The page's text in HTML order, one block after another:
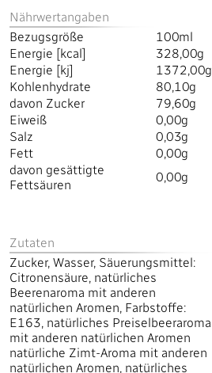
Nährwertangaben
Bezugsgröße
100ml
Energie [kcal]
328,00g
Energie [kj]
1372,00g
Kohlenhydrate
80,10g
davon Zucker
79,60g
Eiweiß
0,00g
Salz
0,03g
Fett
0,00g
davon gesättigte
Fettsäuren
0,00g
Zutaten
Zucker, Wasser, Säuerungsmittel:
Citronensäure, natürliches
Beerenaroma mit anderen
natürlichen Aromen, Farbstoffe:
E163, natürliches Preiselbeeraroma
mit anderen natürlichen Aromen
natürliche Zimt-Aroma mit anderen
natürlichen Aromen, natürliches